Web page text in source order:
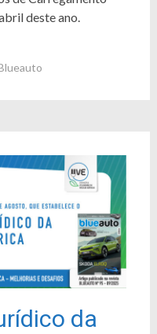
deste ano.
da